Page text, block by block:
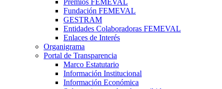
Fundación FEMEVAL
GESTRAM
Entidades Colaboradoras FEMEVAL
Enlaces de Interés
Organigrama
Portal de Transparencia
Marco Estatutario
Información Institucional
Información Económica